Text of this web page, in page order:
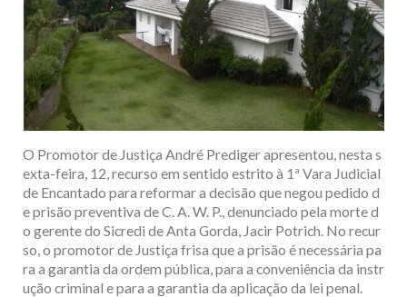
O Promotor de Justiça André Prediger apresentou, nesta s
exta-feira, 12, recurso em sentido estrito à 1ª Vara Judicial
de Encantado para reformar a decisão que negou pedido d
e prisão preventiva de C. A. W. P., denunciado pela morte d
o gerente do Sicredi de Anta Gorda, Jacir Potrich. No recur
so, o promotor de Justiça frisa que a prisão é necessária pa
ra a garantia da ordem pública, para a conveniência da instr
ução criminal e para a garantia da aplicação da lei penal.